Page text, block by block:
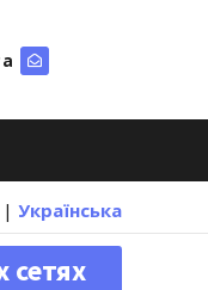
| Українська